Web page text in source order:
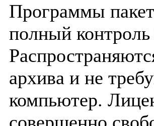
Программы
полный
архива и не
компьютер.